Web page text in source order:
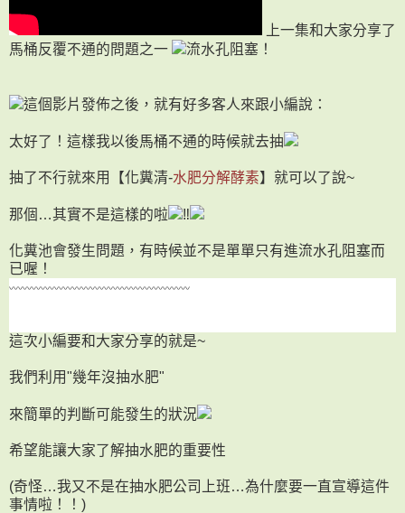
上一集和大家分享了
馬桶反覆不通的問題之一
流水孔阻塞！
這個影片發佈之後，就有好多客人來跟小編說：
太好了！這樣我以後馬桶不通的時候就去抽
抽了不行就來用【化糞清-水肥分解酵素】就可以了說~
那個…其實不是這樣的啦 ‼
化糞池會發生問題，有時候並不是單單只有進流水孔阻塞而
已喔！
〰〰〰〰〰〰〰〰〰〰〰〰〰〰〰〰〰〰〰〰
這次小編要和大家分享的就是~
我們利用"幾年沒抽水肥"
來簡單的判斷可能發生的狀況
希望能讓大家了解抽水肥的重要性
(奇怪…我又不是在抽水肥公司上班…為什麼要一直宣導這件
事情啦！！)